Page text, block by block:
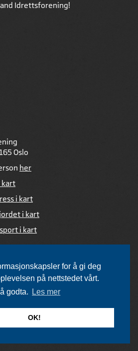
for å gi deg
på nettstedet vårt.
godta.
Les mer
OK!
Idrettsforening!
Oslo
her
kart
i kart
i kart
i kart
med eRedaktør